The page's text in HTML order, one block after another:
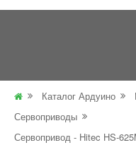
Каталог Ардуино
Сервоприводы
Сервопривод - Hitec HS-